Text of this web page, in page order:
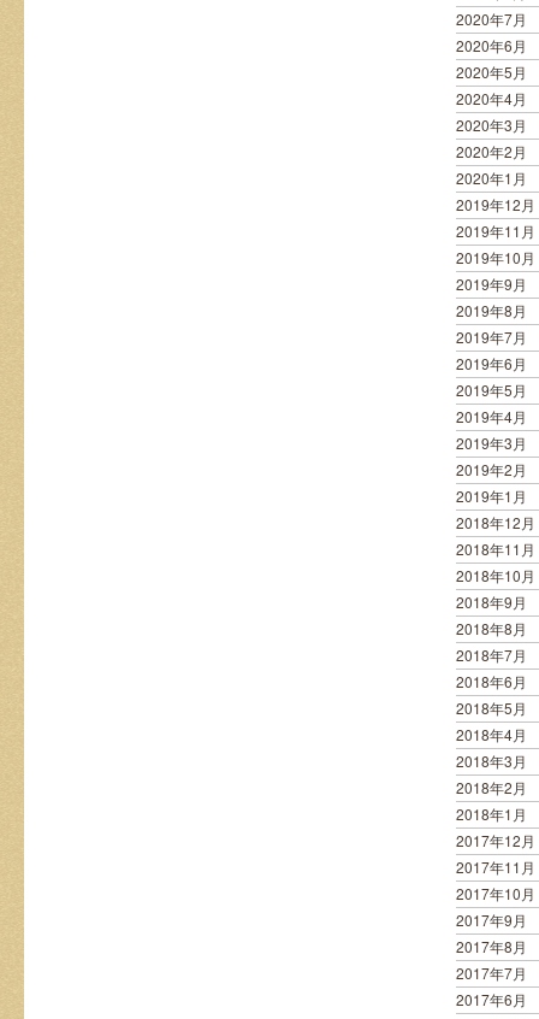
2020年7月
2020年6月
2020年5月
2020年4月
2020年3月
2020年2月
2020年1月
2019年12月
2019年11月
2019年10月
2019年9月
2019年8月
2019年7月
2019年6月
2019年5月
2019年4月
2019年3月
2019年2月
2019年1月
2018年12月
2018年11月
2018年10月
2018年9月
2018年8月
2018年7月
2018年6月
2018年5月
2018年4月
2018年3月
2018年2月
2018年1月
2017年12月
2017年11月
2017年10月
2017年9月
2017年8月
2017年7月
2017年6月